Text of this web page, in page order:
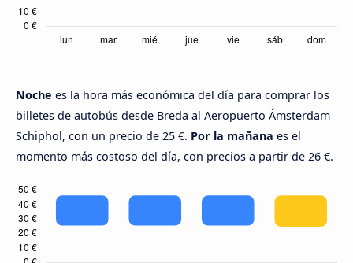
Noche es la hora más económica del día para comprar los
billetes de autobús desde Breda al Aeropuerto Ámsterdam
Schiphol, con un precio de 25 €. Por la mañana es el
momento más costoso del día, con precios a partir de 26 €.